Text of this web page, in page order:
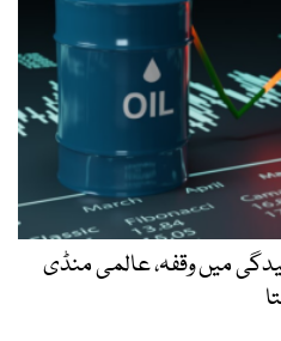
میں وقفہ، عالمی منڈی